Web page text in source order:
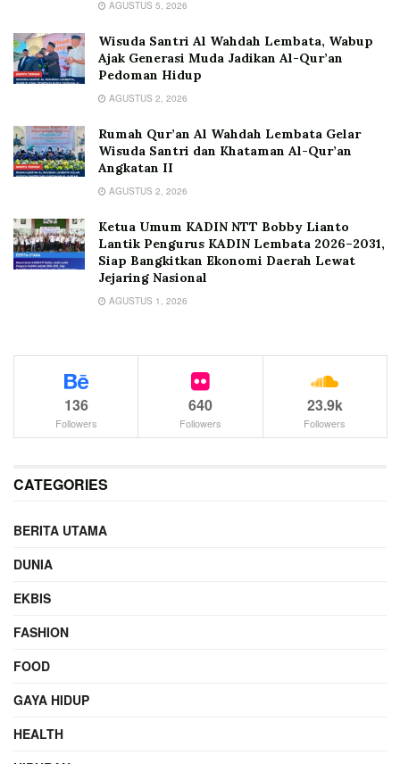
AGUSTUS 5, 2026
Wisuda Santri Al Wahdah Lembata, Wabup
Ajak Generasi Muda Jadikan Al-Qur’an
Pedoman Hidup
AGUSTUS 2, 2026
Rumah Qur’an Al Wahdah Lembata Gelar
Wisuda Santri dan Khataman Al-Qur’an
Angkatan II
AGUSTUS 2, 2026
Ketua Umum KADIN NTT Bobby Lianto
Lantik Pengurus KADIN Lembata 2026–2031,
Siap Bangkitkan Ekonomi Daerah Lewat
Jejaring Nasional
AGUSTUS 1, 2026
136
Followers
640
Followers
23.9k
Followers
CATEGORIES
BERITA UTAMA
DUNIA
EKBIS
FASHION
FOOD
GAYA HIDUP
HEALTH